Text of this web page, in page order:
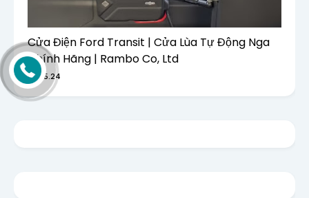
Cửa Điện Ford Transit | Cửa Lùa Tự Động Nga
Chính Hãng | Rambo Co, Ltd
6.5.24